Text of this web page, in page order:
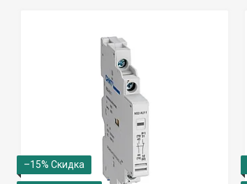
–15%